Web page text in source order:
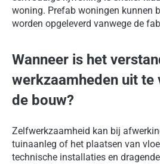
woning. Prefab woningen kunnen
worden opgeleverd vanwege de
Wanneer is het
werkzaamheden uit te
de bouw?
Zelfwerkzaamheid kan bij
tuinaanleg of het plaatsen van
technische installaties en